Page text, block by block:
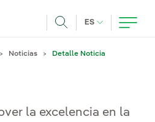
ES IDIOMA
Noticias Detalle Noticia
la excelencia en la